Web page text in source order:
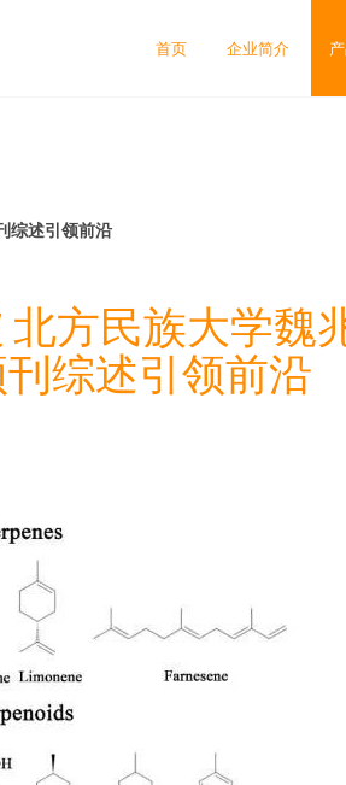
首页 企业简介
综述引领前沿
方民族大学魏
综述引领前沿